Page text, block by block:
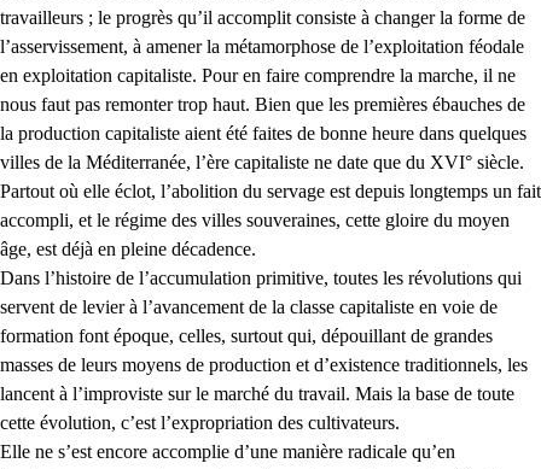
travailleurs ; le progrès qu’il accomplit consiste à changer la forme de
l’asservissement, à amener la métamorphose de l’exploitation féodale
en exploitation capitaliste. Pour en faire comprendre la marche, il ne
nous faut pas remonter trop haut. Bien que les premières ébauches de
la production capitaliste aient été faites de bonne heure dans quelques
villes de la Méditerranée, l’ère capitaliste ne date que du XVI° siècle.
Partout où elle éclot, l’abolition du servage est depuis longtemps un fait
accompli, et le régime des villes souveraines, cette gloire du moyen
âge, est déjà en pleine décadence.
Dans l’histoire de l’accumulation primitive, toutes les révolutions qui
servent de levier à l’avancement de la classe capitaliste en voie de
formation font époque, celles, surtout qui, dépouillant de grandes
masses de leurs moyens de production et d’existence traditionnels, les
lancent à l’improviste sur le marché du travail. Mais la base de toute
cette évolution, c’est l’expropriation des cultivateurs.
Elle ne s’est encore accomplie d’une manière radicale qu’en